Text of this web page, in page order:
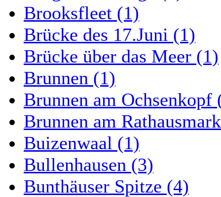
Brooksfleet (1)
Brücke des 17.Juni (1)
Brücke über das Meer (1)
Brunnen (1)
Brunnen am Ochsenkopf
Brunnen am
Buizenwaal (1)
Bullenhausen (3)
Bunthäuser Spitze (4)